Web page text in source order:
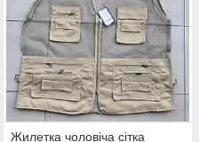
Жилетка чоловіча сітка